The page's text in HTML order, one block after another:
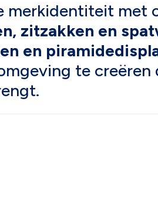
met
zitzakken en
en
te creëren